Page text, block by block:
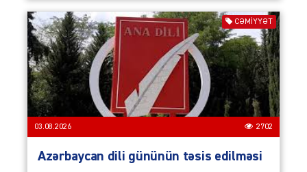
CƏMIYYƏT
03.08.2026 2702
Azərbaycan dili gününün təsis edilməsi